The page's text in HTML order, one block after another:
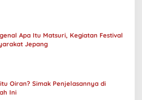
Apa Itu Matsuri, Kegiatan Festival
Jepang
Oiran? Simak Penjelasannya di
Ini